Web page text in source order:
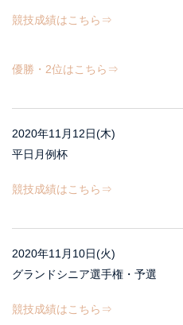
競技成績はこちら⇒
優勝・2位はこちら⇒
2020年11月12日(木)
平日月例杯
競技成績はこちら⇒
2020年11月10日(火)
グランドシニア選手権・予選
競技成績はこちら⇒